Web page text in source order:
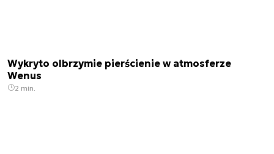
Wykryto olbrzymie pierścienie w atmosferze
Wenus
2 min.